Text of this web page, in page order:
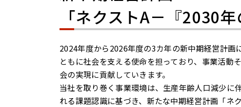
「ネクストA－『2030
2024年度から2026年度の3カ年の新中期経営計画
ともに社会を支える使命を担っており、事業活
会の実現に貢献していきます。
当社を取り巻く事業環境は、生産年齢人口減少に
れる課題認識に基づき、新たな中期経営計画「ネ